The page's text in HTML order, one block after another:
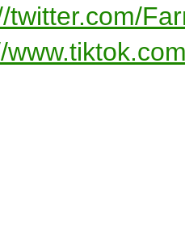
twitter.com/